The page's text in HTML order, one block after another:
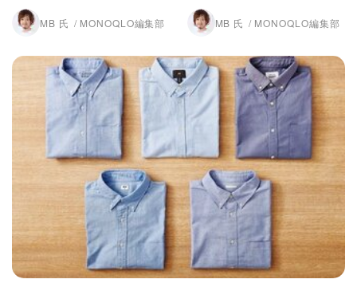
MB 氏 MONOQLO編集部 MB 氏 MONOQLO編集部